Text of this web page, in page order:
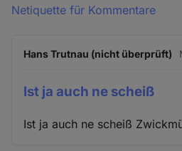
Netiquette für Kommentare
Hans Trutnau (nicht überprüft)
Ist ja auch ne scheiß
Ist ja auch ne scheiß